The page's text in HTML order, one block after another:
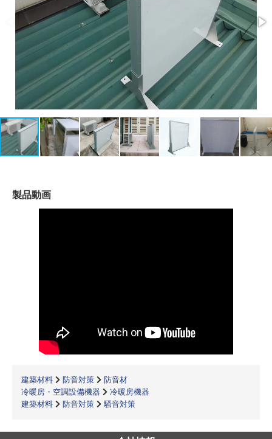
製品動画
建築材料 防音対策
防音材
冷暖房・空調設備機器
冷暖房機器
建築材料
防音対策 騒音対策